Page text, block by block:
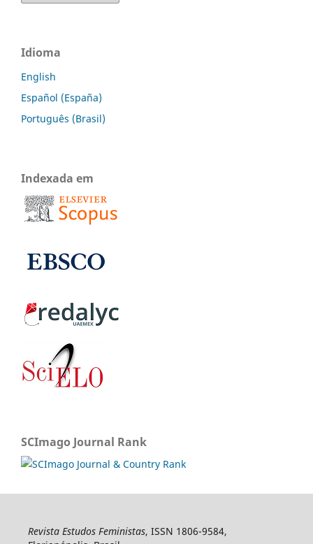
Idioma
English
Español (España)
Português (Brasil)
Indexada em
SCImago Journal Rank
Revista Estudos Feministas, ISSN 1806-9584,